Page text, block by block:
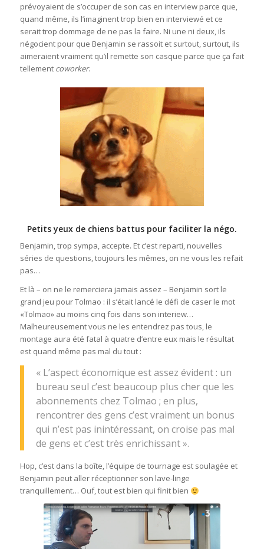
prévoyaient de s’occuper de son cas en interview parce que,
quand même, ils l’imaginent trop bien en interviewé et ce
serait trop dommage de ne pas la faire. Ni une ni deux, ils
négocient pour que Benjamin se rassoit et surtout, surtout, ils
aimeraient vraiment qu’il remette son casque parce que ça fait
tellement coworker.
Petits yeux de chiens battus pour faciliter la négo.
Benjamin, trop sympa, accepte. Et c’est reparti, nouvelles
séries de questions, toujours les mêmes, on ne vous les refait
pas…
Et là – on ne le remerciera jamais assez – Benjamin sort le
grand jeu pour Tolmao : il s’était lancé le défi de caser le mot
«Tolmao» au moins cinq fois dans son interiew…
Malheureusement vous ne les entendrez pas tous, le
montage aura été fatal à quatre d’entre eux mais le résultat
est quand même pas mal du tout :
« L’aspect économique est assez évident : un
bureau seul c’est beaucoup plus cher que les
abonnements chez Tolmao ; en plus,
rencontrer des gens c’est vraiment un bonus
qui n’est pas inintéressant, on croise pas mal
de gens et c’est très enrichissant ».
Hop, c’est dans la boîte, l’équipe de tournage est soulagée et
Benjamin peut aller réceptionner son lave-linge
tranquillement… Ouf, tout est bien qui finit bien